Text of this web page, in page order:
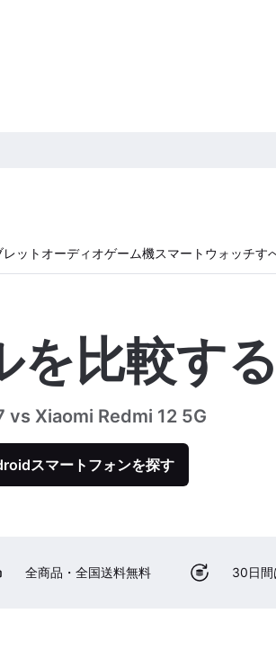
レット オーディオゲーム機スマートウォッチす
を比較す
vs Xiaomi Redmi 12 5G
スマートフォンを探す
全商品・全国送料無料 30日間